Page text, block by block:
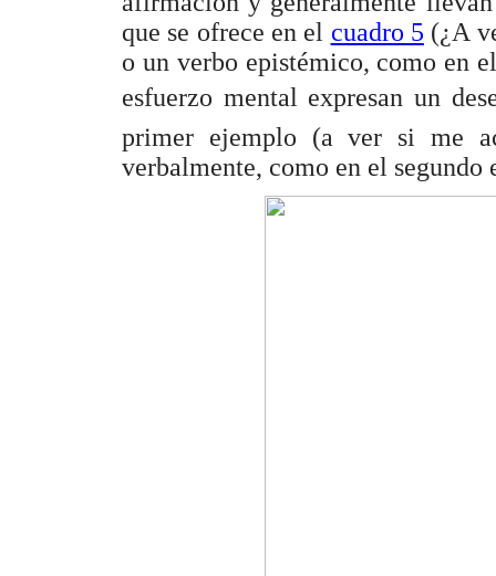
que se ofrece en el cuadro 5 (¿A
o un verbo epistémico, como en
esfuerzo mental expresan un
primer ejemplo (a ver si me
verbalmente, como en el